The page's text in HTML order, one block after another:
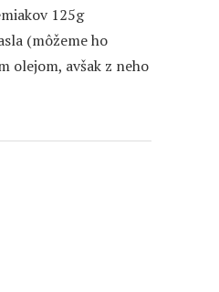
125g
(môžeme ho
olejom, avšak z neho